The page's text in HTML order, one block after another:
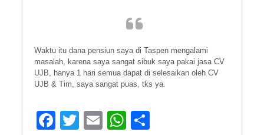
Waktu itu dana pensiun saya di Taspen mengalami
masalah, karena saya sangat sibuk saya pakai jasa CV
UJB, hanya 1 hari semua dapat di selesaikan oleh CV
UJB & Tim, saya sangat puas, tks ya.
F
T
E
W